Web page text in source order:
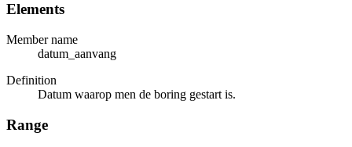
Elements
Member name
datum_aanvang
Definition
Datum waarop men de boring gestart is.
Range